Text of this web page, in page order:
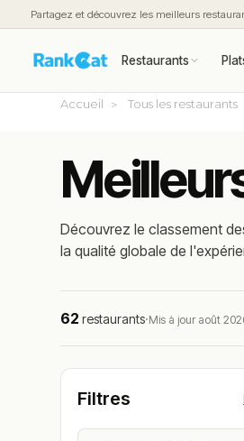
Partagez et découvrez les meilleurs
Restaurants
Accueil Tous les restaurants
Découvrez le classement
la qualité globale de
62 restaurants·Mis à jour août
Filtres